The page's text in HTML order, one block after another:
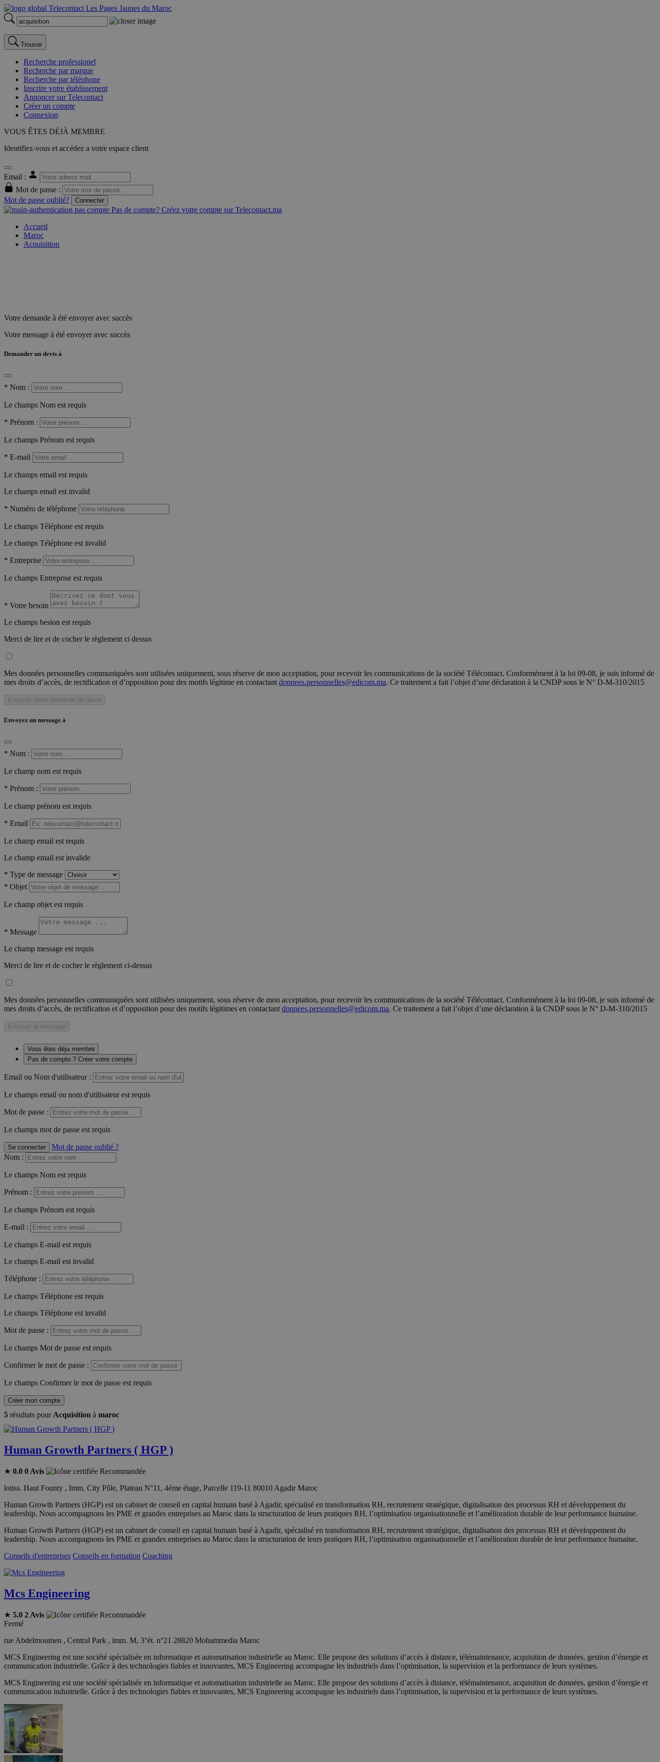
Trouver
Recherche professionel
Recherche par marque
Recherche par téléphone
Inscrire votre établissement
Annoncer sur Telecontact
Créer un compte
Connexion
VOUS ÊTES DÉJÀ MEMBRE
Identifiez-vous et accédez a votre espace client
Email :
Mot de passe :
Mot de passe oublié?
Connecter
Pas de compte? Créez votre compte sur Telecontact.ma
Accueil
Maroc
Acquisition
Votre demande à été envoyer avec succès
Votre message à été envoyer avec succès
Demander un devis à
* Nom :
Le champs Nom est requis
* Prénom :
Le champs Prénom est requis
* E-mail
Le champs email est requis
Le champs email est invalid
* Numéro de téléphone
Le champs Téléphone est requis
Le champs Téléphone est invalid
* Entreprise
Le champs Entreprise est requis
* Votre besoin
Le champs besion est requis
Merci de lire et de cocher le règlement ci dessus
Mes données personnelles communiquées sont utilisées uniquement, sous réserve de mon acceptation, pour recevoir les communications de la société Télécontact. Conformément à la loi 09-08, je suis informé de
mes droits d’accès, de rectification et d’opposition pour des motifs légitime en contactant donnees.personnelles@edicom.ma. Ce traitement a fait l’objet d’une déclaration à la CNDP sous le N° D-M-310/2015
Envoyer votre demande de devis
Envoyez un message à
* Nom :
Le champ nom est requis
* Prénom :
Le champ prénom est requis
* Email
Le champ email est requis
Le champ email est invalide
* Type de message
* Objet
Le champ objet est requis
* Message
Le champ message est requis
Merci de lire et de cocher le règlement ci-dessus
Mes données personnelles communiquées sont utilisées uniquement, sous réserve de mon acceptation, pour recevoir les communications de la société Télécontact. Conformément à la loi 09-08, je suis informé de
mes droits d’accès, de rectification et d’opposition pour des motifs légitimes en contactant donnees.personnelles@edicom.ma. Ce traitement a fait l’objet d’une déclaration à la CNDP sous le N° D-M-310/2015
Envoyer le message
Vous êtes déja membre
Pas de compte ? Créer votre compte
Email ou Nom d'utilisateur :
Le champs email ou nom d'utilisateur est requis
Mot de passe :
Le champs mot de passe est requis
Se connecter
Mot de passe oublié ?
Nom :
Le champs Nom est requis
Prénom :
Le champs Prénom est requis
E-mail :
Le champs E-mail est requis
Le champs E-mail est invalid
Téléphone :
Le champs Téléphone est requis
Le champs Téléphone est invalid
Mot de passe :
Le champs Mot de passe est requis
Confirmer le mot de passe :
Le champs Confirmer le mot de passe est requis
Créer mon compte
5 résultats pour Acquisition à maroc
Human Growth Partners ( HGP )
★ 0.0 0 Avis
Recommandée
lotiss. Haut Founty , Imm. City Pôle, Plateau N°11, 4éme étage, Parcelle 119-11 80010 Agadir Maroc
Human Growth Partners (HGP) est un cabinet de conseil en capital humain basé à Agadir, spécialisé en transformation RH, recrutement stratégique, digitalisation des processus RH et développement du
leadership. Nous accompagnons les PME et grandes entreprises au Maroc dans la structuration de leurs pratiques RH, l’optimisation organisationnelle et l’amélioration durable de leur performance humaine.
Human Growth Partners (HGP) est un cabinet de conseil en capital humain basé à Agadir, spécialisé en transformation RH, recrutement stratégique, digitalisation des processus RH et développement du
leadership. Nous accompagnons les PME et grandes entreprises au Maroc dans la structuration de leurs pratiques RH, l’optimisation organisationnelle et l’amélioration durable de leur performance humaine.
Conseils d'entreprises Conseils en formation Coaching
Mcs Engineering
★ 5.0 2 Avis
Recommandée
Fermé
rue Abdelmoumen , Central Park , imm. M, 3°ét. n°21 28820 Mohammedia Maroc
MCS Engineering est une société spécialisée en informatique et automatisation industrielle au Maroc. Elle propose des solutions d’accès à distance, télémaintenance, acquisition de données, gestion d’énergie et
communication industrielle. Grâce à des technologies fiables et innovantes, MCS Engineering accompagne les industriels dans l’optimisation, la supervision et la performance de leurs systèmes.
MCS Engineering est une société spécialisée en informatique et automatisation industrielle au Maroc. Elle propose des solutions d’accès à distance, télémaintenance, acquisition de données, gestion d’énergie et
communication industrielle. Grâce à des technologies fiables et innovantes, MCS Engineering accompagne les industriels dans l’optimisation, la supervision et la performance de leurs systèmes.